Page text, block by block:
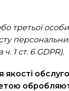
третьої
1 ст. 6 GDPR).